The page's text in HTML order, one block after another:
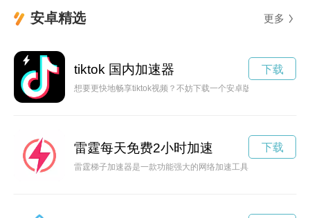
安卓精选 更多
tiktok 国内加速器
想要更快地畅享tiktok视频？不妨下载一个安卓版的加速器，帮
下载
雷霆每天免费2小时加速
雷霆梯子加速器是一款功能强大的网络加速工具，能够帮助用
下载